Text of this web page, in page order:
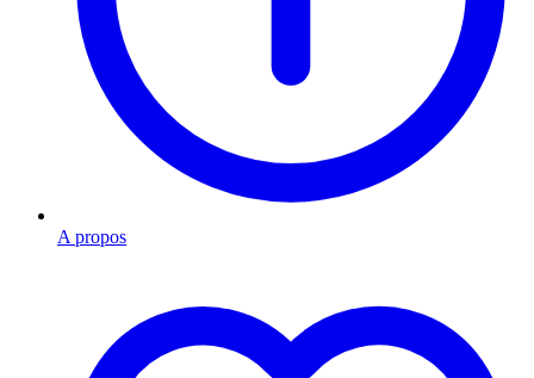
A propos